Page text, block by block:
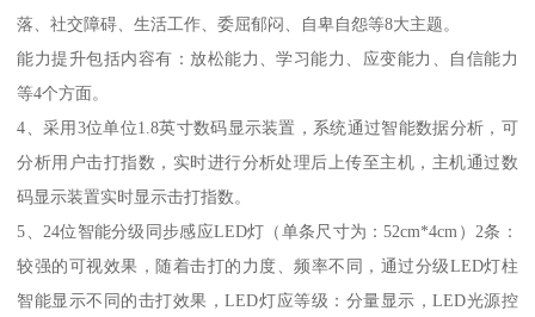
落、社交障碍、生活工作、委屈郁闷、自卑自怨等8大主题。
能力提升包括内容有：放松能力、学习能力、应变能力、自信能力
等4个方面。
4、采用3位单位1.8英寸数码显示装置，系统通过智能数据分析，可
分析用户击打指数，实时进行分析处理后上传至主机，主机通过数
码显示装置实时显示击打指数。
5、24位智能分级同步感应LED灯（单条尺寸为：52cm*4cm）2条：
较强的可视效果，随着击打的力度、频率不同，通过分级LED灯柱
智能显示不同的击打效果，LED灯应等级：分量显示，LED光源控